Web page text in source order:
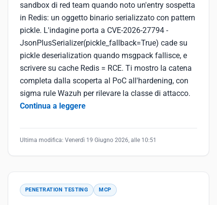
sandbox di red team quando noto un'entry sospetta
in Redis: un oggetto binario serializzato con pattern
pickle. L'indagine porta a CVE-2026-27794 -
JsonPlusSerializer(pickle_fallback=True) cade su
pickle deserialization quando msgpack fallisce, e
scrivere su cache Redis = RCE. Ti mostro la catena
completa dalla scoperta al PoC all'hardening, con
sigma rule Wazuh per rilevare la classe di attacco.
Continua a leggere
Ultima modifica: Venerdì 19 Giugno 2026, alle 10:51
PENETRATION TESTING MCP